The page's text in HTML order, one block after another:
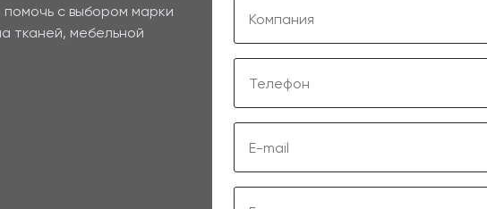
с выбором марки
тканей, мебельной